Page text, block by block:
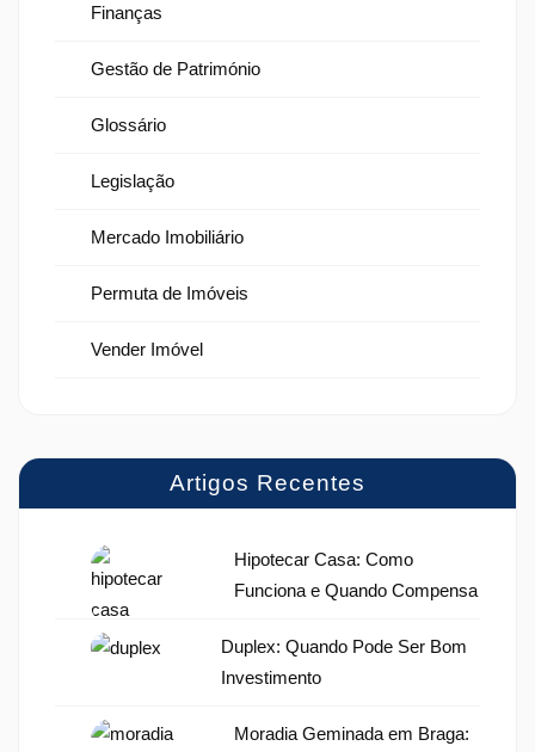
Finanças
Gestão de Património
Glossário
Legislação
Mercado Imobiliário
Permuta de Imóveis
Vender Imóvel
Artigos Recentes
Hipotecar Casa: Como
Funciona e Quando Compensa
Duplex: Quando Pode Ser Bom
Investimento
Moradia Geminada em Braga: